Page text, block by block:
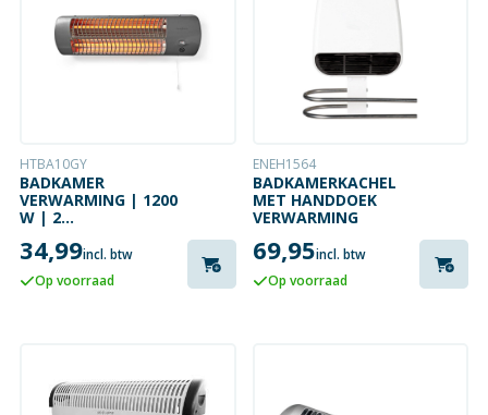
HTBA10GY
BADKAMER
VERWARMING | 1200
W | 2
| X4 | GRIJS
34,99incl. btw
Op voorraad
ENEH1564
BADKAMERKACHEL
MET HANDDOEK
VERWARMING
69,95incl. btw
Op voorraad